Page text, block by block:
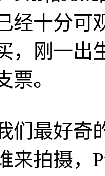
经十分可
，刚一出
票。
们最好奇
来拍摄，